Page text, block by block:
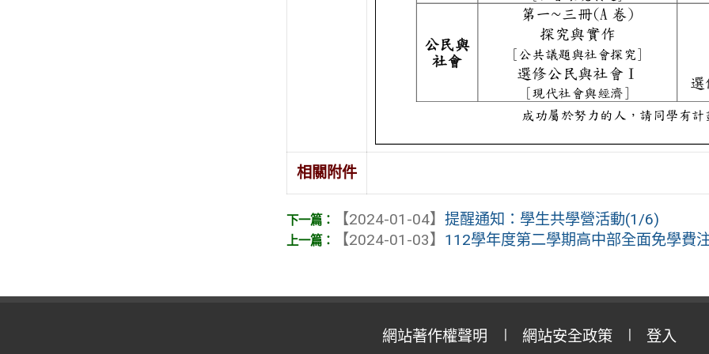
相關附件
【2024-01-04】提醒通知：學生共學營活動(1/6)
【2024-01-03】 112學年度第二學期高中部全面免學費
網站著作權聲明 網站安全政策 登入